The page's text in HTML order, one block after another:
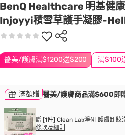
BenQ Healthcare 明基健
Injoyyi積雪草護手凝膠-
醫美/護膚滿$1200送$200
滿額贈 醫美/護膚商品滿$600即
贈 [1件] Clean Lab淨研 護膚卸妝
條款及細則